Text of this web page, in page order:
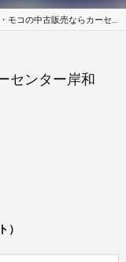
コの中古販売ならカーセンター岸和田！
センター岸和
）